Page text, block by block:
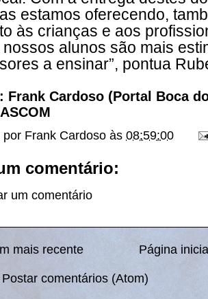
estamos oferecendo,
às crianças e aos
nossos alunos são mais
a ensinar”, pontua
Frank Cardoso (Portal Boca
por Frank Cardoso às 08:59:00
comentário:
um comentário
mais recente Página
Postar comentários (Atom)